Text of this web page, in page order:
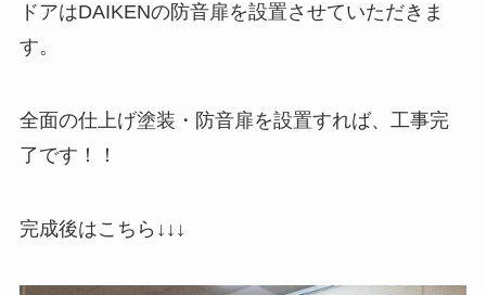
ドアはDAIKENの防音扉を設置させていただきま
す。
全面の仕上げ塗装・防音扉を設置すれば、工事完
了です！！
完成後はこちら↓↓↓